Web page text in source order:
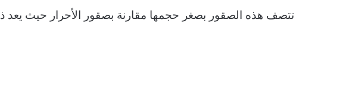
تتصف هذه الصقور بصغر حجمها مقارنة بصقور الأحرار حيث يعد